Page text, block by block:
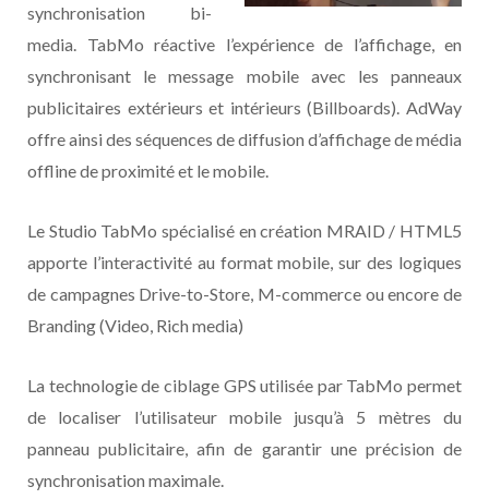
synchronisation bi-
media. TabMo réactive l’expérience de l’affichage, en
synchronisant le message mobile avec les panneaux
publicitaires extérieurs et intérieurs (Billboards). AdWay
offre ainsi des séquences de diffusion d’affichage de média
offline de proximité et le mobile.
Le Studio TabMo spécialisé en création MRAID / HTML5
apporte l’interactivité au format mobile, sur des logiques
de campagnes Drive-to-Store, M-commerce ou encore de
Branding (Video, Rich media)
La technologie de ciblage GPS utilisée par TabMo permet
de localiser l’utilisateur mobile jusqu’à 5 mètres du
panneau publicitaire, afin de garantir une précision de
synchronisation maximale.